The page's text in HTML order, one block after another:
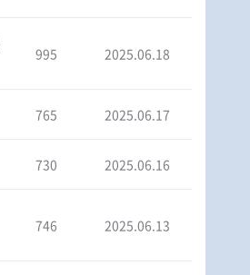
995 2025.06.18
765 2025.06.17
730 2025.06.16
746 2025.06.13